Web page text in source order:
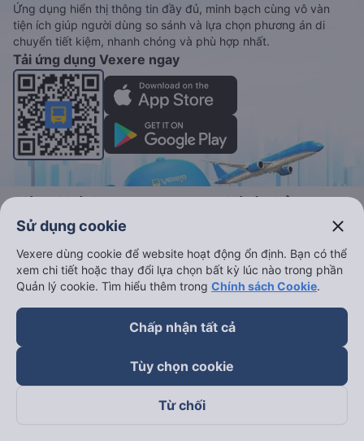
Ứng dụng hiển thị thông tin đầy đủ, minh bạch cùng vô vàn
tiện ích giúp người dùng so sánh và lựa chọn phương án di
chuyển tiết kiệm, nhanh chóng và phù hợp nhất.
Tải ứng dụng Vexere ngay
Vé xe khách
Xe đi Buôn Mê Thuột từ Sài Gòn
Xe đi Vũng Tàu từ Sài Gòn
Xe đi Nha Trang từ Sài Gòn
Xe đi Đà Lạt từ Sài Gòn
Xe đi Hải Phòng từ Hà Nội
Xe đi Vinh từ Hà Nội
Vé tàu hỏa
Vé tàu Sài Gòn Nha Trang
Vé tàu Sài Gòn Phan Thiết
Vé tàu Sài Gòn Đà Nẵng
Vé tàu Sài Gòn Hà Nội
Vé tàu Đà Nẵng Huế
Vé tàu Hà Nội Vinh
Sử dụng cookie close
Vexere dùng cookie để website hoạt động ổn định. Bạn có thể
xem chi tiết hoặc thay đổi lựa chọn bất kỳ lúc nào trong phần
Quản lý cookie. Tìm hiểu thêm trong Chính sách Cookie.
Chấp nhận tất cả
Tùy chọn cookie
Từ chối